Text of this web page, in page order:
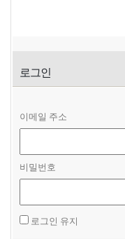
로그인
이메일 주소
비밀번호
로그인 유지